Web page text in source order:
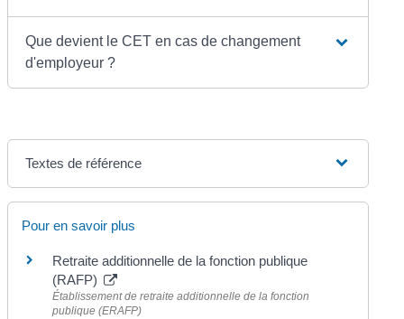
Que devient le CET en cas de changement
d'employeur ?
Textes de référence
Pour en savoir plus
Retraite additionnelle de la fonction publique
(RAFP)
Établissement de retraite additionnelle de la fonction
publique (ERAFP)